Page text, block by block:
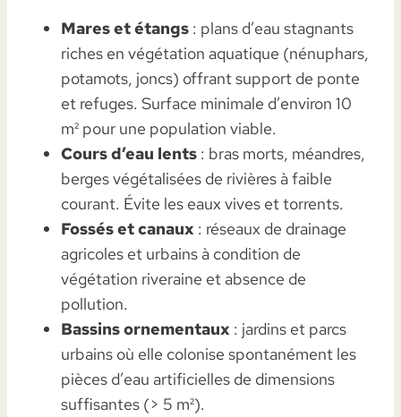
Mares et étangs : plans d’eau stagnants
riches en végétation aquatique (nénuphars,
potamots, joncs) offrant support de ponte
et refuges. Surface minimale d’environ 10
m² pour une population viable.
Cours d’eau lents : bras morts, méandres,
berges végétalisées de rivières à faible
courant. Évite les eaux vives et torrents.
Fossés et canaux : réseaux de drainage
agricoles et urbains à condition de
végétation riveraine et absence de
pollution.
Bassins ornementaux : jardins et parcs
urbains où elle colonise spontanément les
pièces d’eau artificielles de dimensions
suffisantes (> 5 m²).